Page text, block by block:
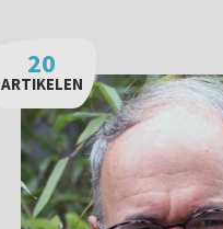
20
ARTIKELEN